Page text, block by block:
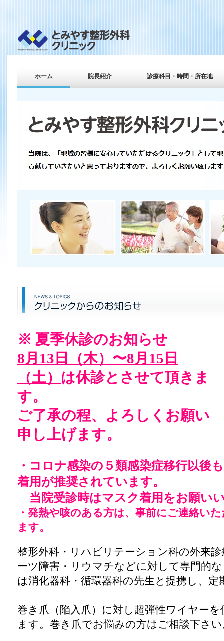
ホーム 院長紹介 診療科目・時間・所在地
※ 夏季休診のお知らせ
8月13日（木）〜8月15日
（土） は休診とさせて頂きま
す。
ご了承の程、よろしくお願い
申し上げます。
・コロナ感染の５類感染症移行以後
着用が推奨されています。
当院受診時はマスク着用をお願い
・発熱や咳のある方は、事前にご連絡い
ます。
整形外科・リハビリテーション科の外来
ーツ障害・リウマチなどに対して専門的
は消化器科・循環器科の先生と提携し、
巻き爪（陥入爪）に対し超弾性ワイヤー
ます。巻き爪でお悩みの方はご相談下さ